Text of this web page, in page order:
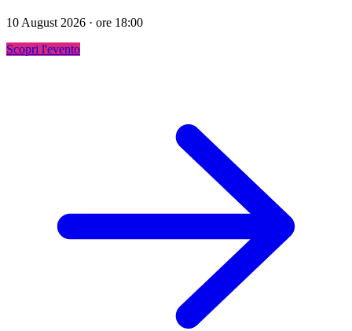
10 August 2026 · ore 18:00
Scopri l'evento